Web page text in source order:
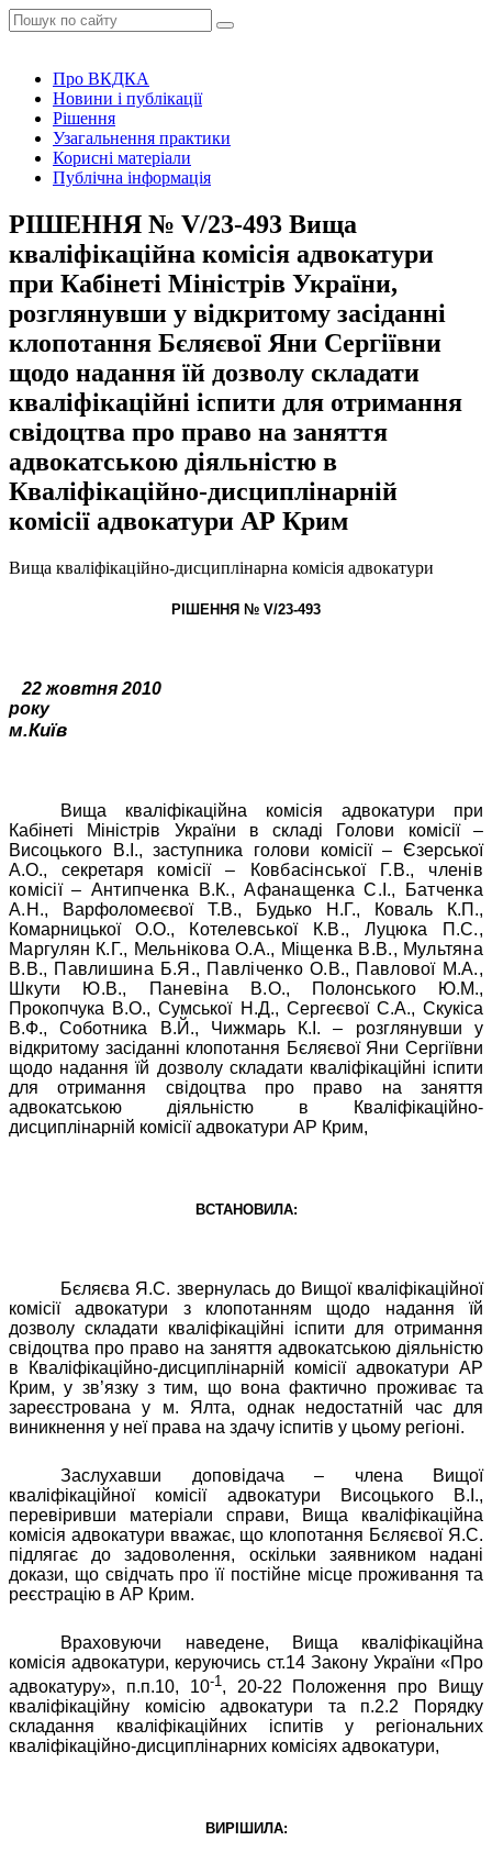
Про ВКДКА
Новини і публікації
Рішення
Узагальнення практики
Корисні матеріали
Публічна інформація
РІШЕННЯ № V/23-493 Вища
кваліфікаційна комісія адвокатури
при Кабінеті Міністрів України,
розглянувши у відкритому засіданні
клопотання Бєляєвої Яни Сергіївни
щодо надання їй дозволу складати
кваліфікаційні іспити для отримання
свідоцтва про право на заняття
адвокатською діяльністю в
Кваліфікаційно-дисциплінарній
комісії адвокатури АР Крим
Вища кваліфікаційно-дисциплінарна комісія адвокатури
РІШЕННЯ № V/23-493
22 жовтня 2010
року
м.Київ
Вища кваліфікаційна комісія адвокатури при
Кабінеті Міністрів України в складі Голови комісії –
Висоцького В.І., заступника голови комісії – Єзерської
А.О., секретаря комісії – Ковбасінської Г.В., членів
комісії – Антипченка В.К., Афанащенка С.І., Батченка
А.Н., Варфоломеєвої Т.В., Будько Н.Г., Коваль К.П.,
Комарницької О.О.,
Котелевської К.В., Луцюка П.С.,
Маргулян К.Г., Мельнікова О.А., Міщенка В.В., Мультяна
В.В., Павлишина Б.Я., Павліченко О.В., Павлової М.А.,
Шкути Ю.В., Паневіна В.О., Полонського Ю.М.,
Прокопчука В.О., Сумської Н.Д., Сергеєвої С.А., Скукіса
В.Ф., Соботника В.Й., Чижмарь К.І. – розглянувши у
відкритому засіданні клопотання Бєляєвої Яни Сергіївни
щодо надання їй дозволу складати кваліфікаційні іспити
для отримання свідоцтва про право на заняття
адвокатською діяльністю в Кваліфікаційно-
дисциплінарній комісії адвокатури АР Крим,
ВСТАНОВИЛА:
Бєляєва Я.С. звернулась до Вищої кваліфікаційної
комісії адвокатури з клопотанням щодо надання їй
дозволу складати кваліфікаційні іспити для отримання
свідоцтва про право на заняття адвокатською діяльністю
в Кваліфікаційно-дисциплінарній комісії адвокатури АР
Крим, у зв’язку з тим, що вона фактично проживає та
зареєстрована у м. Ялта, однак недостатній час для
виникнення у неї права на здачу іспитів у цьому регіоні.
Заслухавши доповідача – члена Вищої
кваліфікаційної комісії адвокатури Висоцького В.І.,
перевіривши матеріали справи, Вища кваліфікаційна
комісія адвокатури вважає, що клопотання Бєляєвої Я.С.
підлягає до задоволення, оскільки заявником надані
докази, що свідчать про її постійне місце проживання та
реєстрацію в АР Крим.
Враховуючи наведене, Вища кваліфікаційна
комісія адвокатури, керуючись ст.14 Закону України «Про
адвокатуру», п.п.10, 10-1, 20-22 Положення про Вищу
кваліфікаційну комісію адвокатури та п.2.2 Порядку
складання кваліфікаційних іспитів у регіональних
кваліфікаційно-дисциплінарних комісіях адвокатури,
ВИРІШИЛА: